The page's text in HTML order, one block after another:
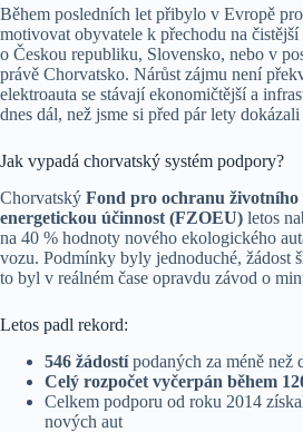
Během posledních let přibylo v Evropě
motivovat obyvatele k přechodu na
o Českou republiku, Slovensko, nebo v
právě Chorvatsko. Nárůst zájmu není
elektroauta se stávají ekonomičtější a
dnes dál, než jsme si před pár lety
Jak vypadá chorvatský systém podpory?
Chorvatský Fond pro ochranu životního
energetickou účinnost (FZOEU) letos
na 40 % hodnoty nového ekologického
vozu. Podmínky byly jednoduché, žádost
to byl v reálném čase opravdu závod o
Letos padl rekord:
546 žádostípodaných za méně než
Celý rozpočet vyčerpán během
Celkem podporu od roku 2014
nových aut